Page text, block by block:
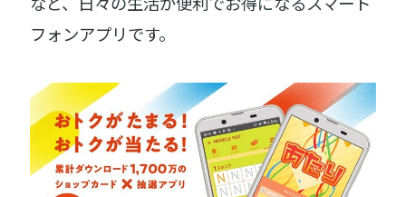
フォンアプリです。